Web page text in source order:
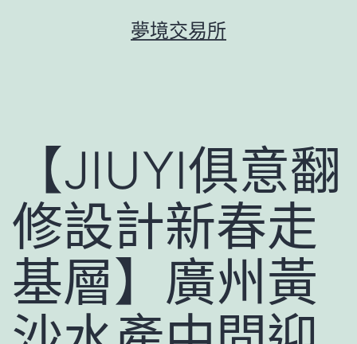
夢境交易所
【JIUYI俱意翻
修設計新春走
基層】廣州黃